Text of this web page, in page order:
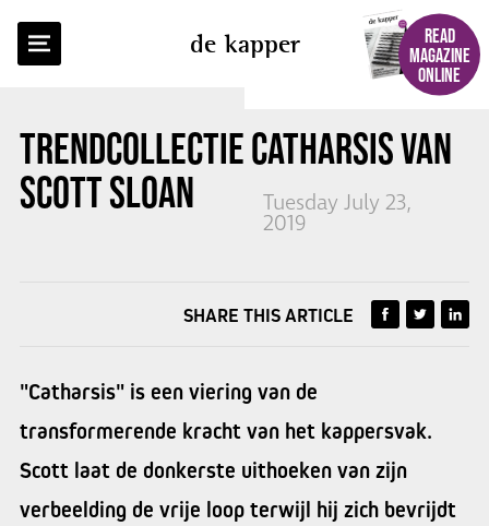
de kapper
READ
MAGAZINE
ONLINE
TRENDCOLLECTIE CATHARSISVAN
SCOTT SLOAN
Tuesday July 23,
2019
BACK TO OVERVIEW
SHARE THIS ARTICLE
"Catharsis" is een viering van de
transformerende kracht van het kappersvak.
Scott laat de donkerste uithoeken van zijn
verbeelding de vrije loop terwijl hij zich bevrijdt